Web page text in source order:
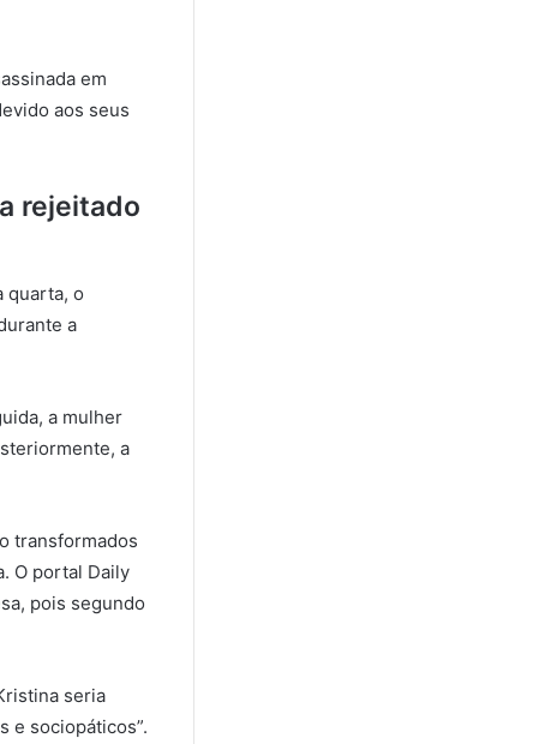
em
aos seus
rejeitado
quarta, o
a
a mulher
a
transformados
O portal Daily
pois segundo
seria
e sociopáticos”.